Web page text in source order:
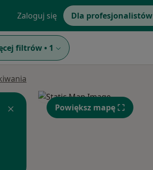
Zaloguj się Dla profesjonalistów
filtrów • 1
Powiększ mapę